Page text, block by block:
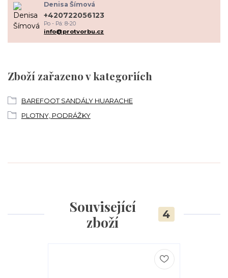
Zboží zařazeno v kategoriích
BAREFOOT SANDÁLY HUARACHE
PLOTNY, PODRÁŽKY
Denisa Šímová
+420722056123
Po - Pá: 8-20
info@protvorbu.cz
Související
zboží
4